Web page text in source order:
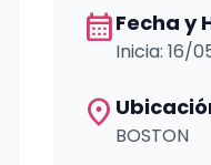
calendar_monthFecha y
Inicia: 16/
location_on
BOSTON